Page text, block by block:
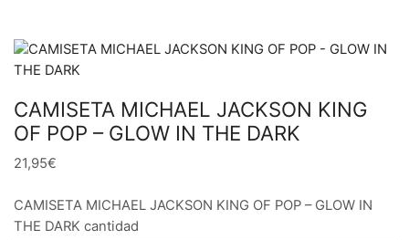
CAMISETA MICHAEL JACKSON KING
OF POP – GLOW IN THE DARK
21,95€
CAMISETA MICHAEL JACKSON KING OF POP – GLOW IN
THE DARK cantidad